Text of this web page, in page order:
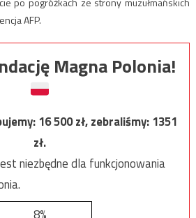
AFP.
Magna Polonia!
16 500zł, zebraliśmy:1351
zł.
niezbędne dla funkcjonowania
8%